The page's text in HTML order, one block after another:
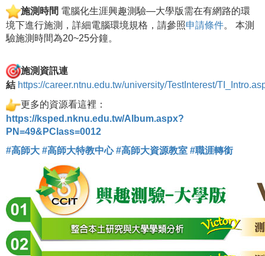
施測時間 電腦化生涯興趣測驗—大學版需在有網路的環
境下進行施測，詳細電腦環境規格，請參照申請條件。 本測
驗施測時間為20~25分鐘。
施測 資訊連
結 https://career.ntnu.edu.tw/university/TestInterest/
更多的資源看這裡：
https://ksped.nknu.edu.tw/Album.aspx?
PN=49&PClass=0012
#高師大 #高師大特教中心 #高師大資源教室 #職涯轉銜